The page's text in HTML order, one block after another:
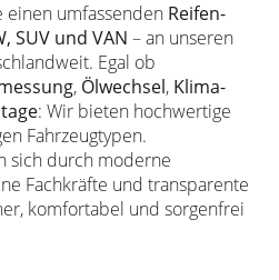
einen umfassenden Reifen-
SUV und VAN – an unseren
Egal ob
, Ölwechsel, Klima-
: Wir bieten hochwertige
Fahrzeugtypen.
sich durch moderne
Fachkräfte und transparente
komfortabel und sorgenfrei